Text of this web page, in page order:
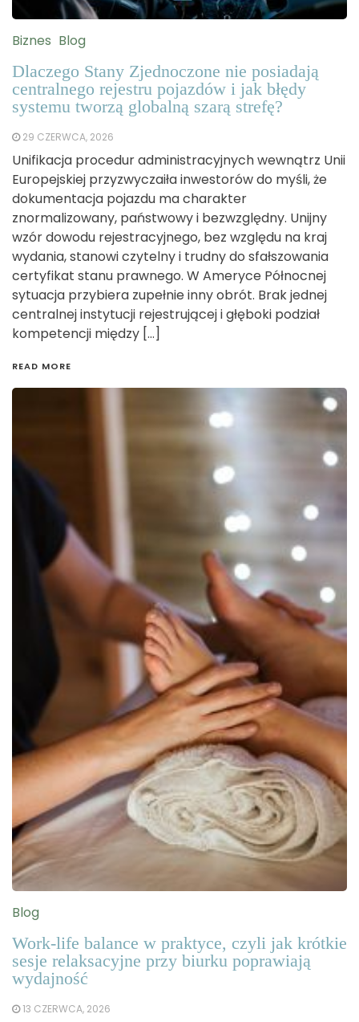
Biznes Blog
Dlaczego Stany Zjednoczone nie posiadają
centralnego rejestru pojazdów i jak błędy
systemu tworzą globalną szarą strefę?
29 CZERWCA, 2026
Unifikacja procedur administracyjnych wewnątrz Unii
Europejskiej przyzwyczaiła inwestorów do myśli, że
dokumentacja pojazdu ma charakter
znormalizowany, państwowy i bezwzględny. Unijny
wzór dowodu rejestracyjnego, bez względu na kraj
wydania, stanowi czytelny i trudny do sfałszowania
certyfikat stanu prawnego. W Ameryce Północnej
sytuacja przybiera zupełnie inny obrót. Brak jednej
centralnej instytucji rejestrującej i głęboki podział
kompetencji między […]
READ MORE
Blog
Work-life balance w praktyce, czyli jak krótkie
sesje relaksacyjne przy biurku poprawiają
wydajność
13 CZERWCA, 2026